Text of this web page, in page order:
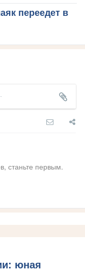
переедет в
станьте первым.
юная